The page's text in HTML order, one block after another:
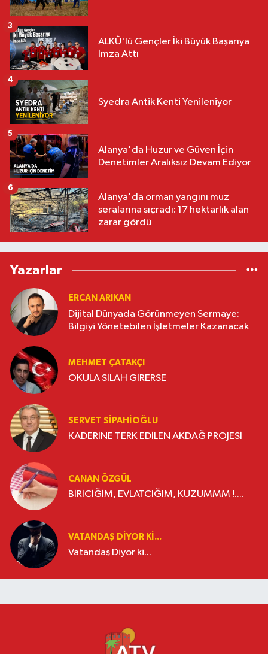
ALKÜ'lü Gençler İki Büyük Başarıya
İmza Attı
3
Syedra Antik Kenti Yenileniyor
4
Alanya'da Huzur ve Güven İçin
Denetimler Aralıksız Devam Ediyor
5
Alanya'da orman yangını muz
seralarına sıçradı: 17 hektarlık alan
zarar gördü
6
Yazarlar
ERCAN ARIKAN
Dijital Dünyada Görünmeyen Sermaye:
Bilgiyi Yönetebilen İşletmeler Kazanacak
MEHMET ÇATAKÇI
OKULA SİLAH GİRERSE
SERVET SİPAHİOĞLU
KADERİNE TERK EDİLEN AKDAĞ PROJESİ
CANAN ÖZGÜL
BİRİCİĞİM, EVLATCIĞIM, KUZUMMM !....
VATANDAŞ DIYOR KI...
Vatandaş Diyor ki...